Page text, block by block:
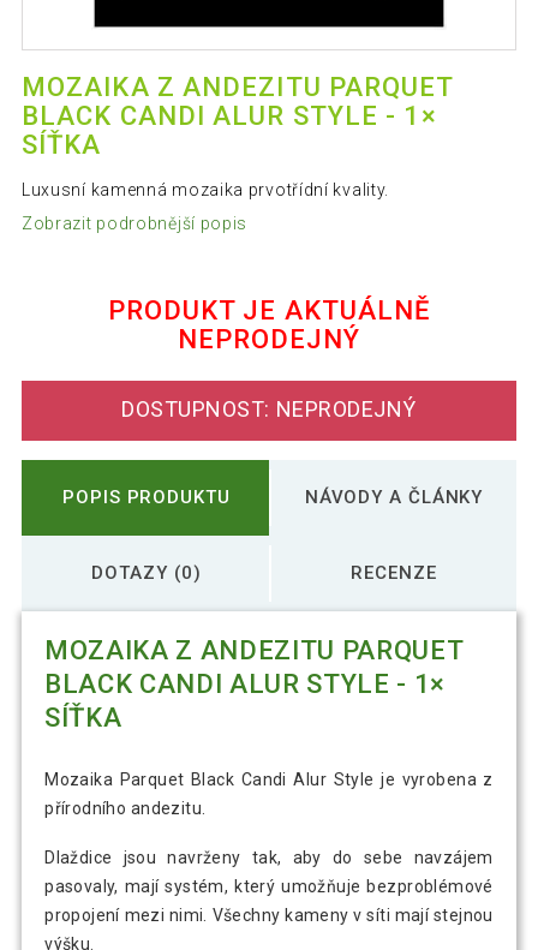
MOZAIKA Z ANDEZITU PARQUET
BLACK CANDI ALUR STYLE - 1×
SÍŤKA
Luxusní kamenná mozaika prvotřídní kvality.
Zobrazit podrobnější popis
PRODUKT JE AKTUÁLNĚ
NEPRODEJNÝ
DOSTUPNOST: NEPRODEJNÝ
POPIS PRODUKTU NÁVODY A ČLÁNKY
DOTAZY (0) RECENZE
MOZAIKA Z ANDEZITU PARQUET
BLACK CANDI ALUR STYLE - 1×
SÍŤKA
Mozaika Parquet Black Candi Alur Style je vyrobena z
přírodního andezitu.
Dlaždice jsou navrženy tak, aby do sebe navzájem
pasovaly, mají systém, který umožňuje bezproblémové
propojení mezi nimi. Všechny kameny v síti mají stejnou
výšku.